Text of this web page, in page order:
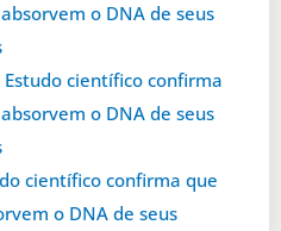
o DNA de seus
Estudo científico confirma
o DNA de seus
científico confirma que
o DNA de seus